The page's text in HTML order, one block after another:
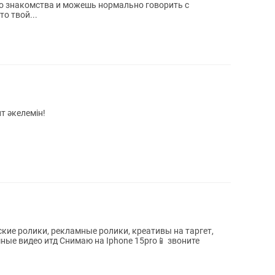
знакомства и можешь нормально говорить с
твой...
әкелемін!
ролики, рекламные ролики, креативы на таргет,
15pro📱 звоните